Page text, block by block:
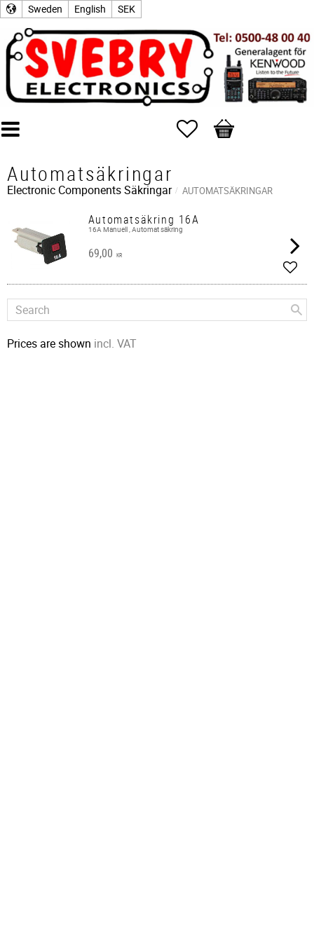
Sweden English SEK
Favorites
Basket
Automatsäkringar
Electronic ComponentsSäkringar AUTOMATSÄKRINGAR
Automatsäkring 16A
16A Manuell , Automat säkring
69,00 KR
Add
Prices are shown incl. VAT